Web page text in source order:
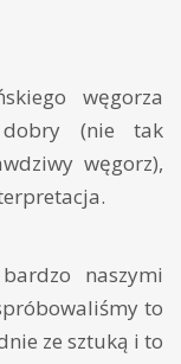
węgorza
(nie tak
węgorz),
naszymi
to
ze sztuką i to